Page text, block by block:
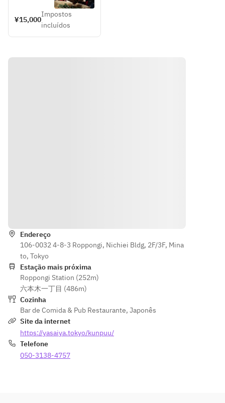
legendary
Juyondai,
for 3 hours.
Last orders
are taken
¥15,000
Impostos
incluídos
Endereço
106-0032 4-8-3 Roppongi, Nichiei Bldg, 2F/3F, Mina
to, Tokyo
Estação mais próxima
Roppongi Station (252m)
六本木一丁目 (486m)
Cozinha
Bar de Comida & Pub Restaurante, Japonês
Site da internet
https://yasaiya.tokyo/kunpuu/
Telefone
050-3138-4757